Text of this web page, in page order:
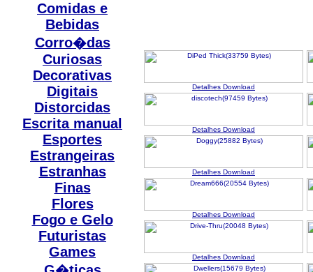
Comidas e
Bebidas
Corro�das
Curiosas
Decorativas
Digitais
Distorcidas
Escrita manual
Esportes
Estrangeiras
Estranhas
Finas
Flores
Fogo e Gelo
Futuristas
Games
Detalhes Download
Detalhes Download
Detalhes Download
Detalhes Download
Detalhes Download